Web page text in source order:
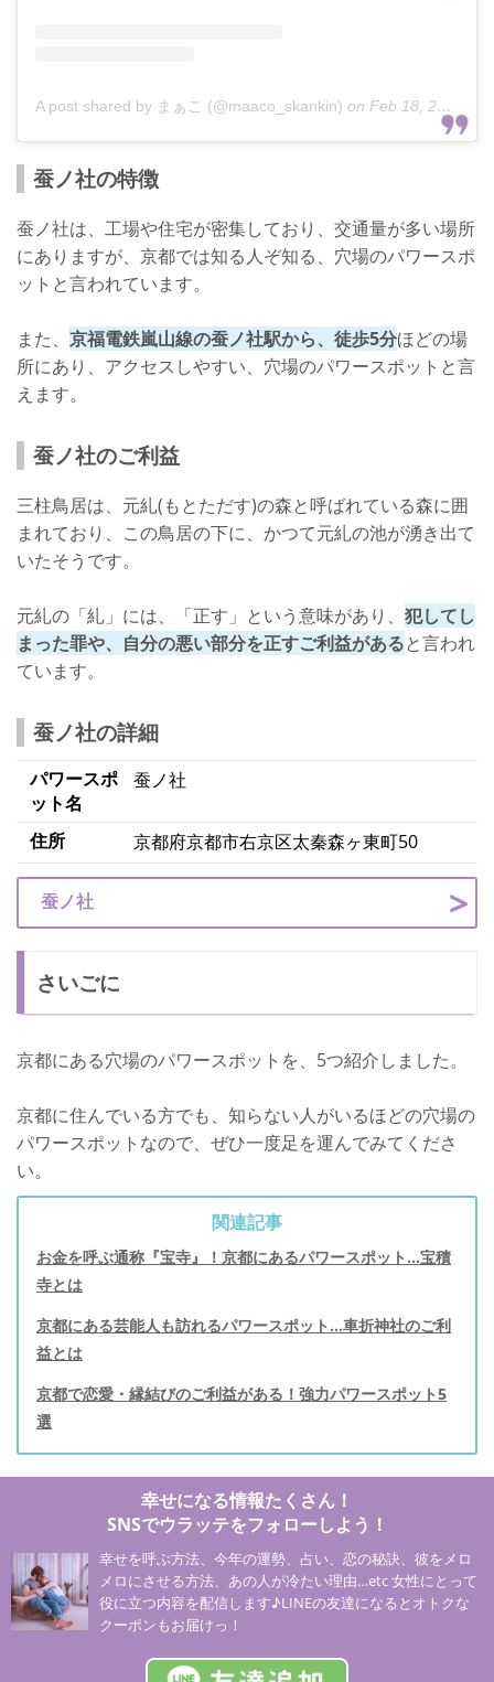
A post shared by まぁこ (@maaco_skankin) on Feb 18, 2017 at 7:18pm PST
蚕ノ社の特徴
蚕ノ社は、工場や住宅が密集しており、交通量が多い場所
にありますが、京都では知る人ぞ知る、穴場のパワースポ
ットと言われています。
また、 京福電鉄嵐山線の蚕ノ社駅から、徒歩5分ほどの場
所にあり、アクセスしやすい、穴場のパワースポットと言
えます。
蚕ノ社のご利益
三柱鳥居は、元糺(もとただす)の森と呼ばれている森に囲
まれており、この鳥居の下に、かつて元糺の池が湧き出て
いたそうです。
元糺の「糺」には、「正す」という意味があり、 犯してし
まった罪や、自分の悪い部分を正すご利益があると言われ
ています。
蚕ノ社の詳細
パワースポ
ット名
蚕ノ社
住所 京都府京都市右京区太秦森ヶ東町50
蚕ノ社
さいごに
京都にある穴場のパワースポットを、5つ紹介しました。
京都に住んでいる方でも、知らない人がいるほどの穴場の
パワースポットなので、ぜひ一度足を運んでみてくださ
い。
関連記事
お金を呼ぶ通称『宝寺』！京都にあるパワースポット…宝積
寺とは
京都にある芸能人も訪れるパワースポット…車折神社のご利
益とは
京都で恋愛・縁結びのご利益がある！強力パワースポット5
選
幸せになる情報たくさん！
SNSでウラッテをフォローしよう！
幸せを呼ぶ方法、今年の運勢、占い、恋の秘訣、彼をメロ
メロにさせる方法、あの人が冷たい理由…etc 女性にとって
役に立つ内容を配信します♪LINEの友達になるとオトクな
クーポンもお届けっ！